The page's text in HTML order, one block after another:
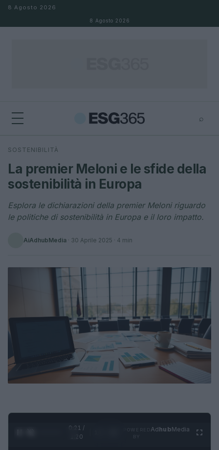
Salta al contenuto
8 Agosto 2026
8 Agosto 2026
⌕
Cerca
SOSTENIBILITÀ
La premier Meloni e le sfide della
sostenibilità in Europa
Esplora le dichiarazioni della premier Meloni riguardo
le politiche di sostenibilità in Europa e il loro impatto.
AiAdhubMedia · 30 Aprile 2025 · 4 min
0:22 /
1:20
AdhubMedia